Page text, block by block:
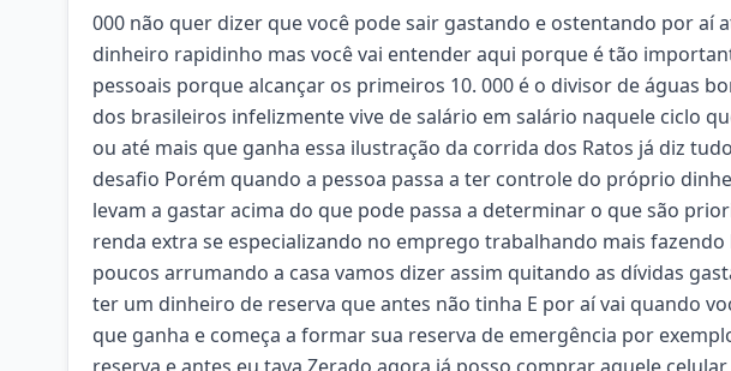
000 não quer dizer que você pode sair gastando e ostentando por aí
dinheiro rapidinho mas você vai entender aqui porque é tão
pessoais porque alcançar os primeiros 10. 000 é o divisor de águas
dos brasileiros infelizmente vive de salário em salário naquele ciclo
ou até mais que ganha essa ilustração da corrida dos Ratos já diz
desafio Porém quando a pessoa passa a ter controle do próprio
levam a gastar acima do que pode passa a determinar o que são
renda extra se especializando no emprego trabalhando mais
poucos arrumando a casa vamos dizer assim quitando as dívidas
ter um dinheiro de reserva que antes não tinha E por aí vai quando
que ganha e começa a formar sua reserva de emergência por
reserva e antes eu tava Zerado agora já posso comprar aquele